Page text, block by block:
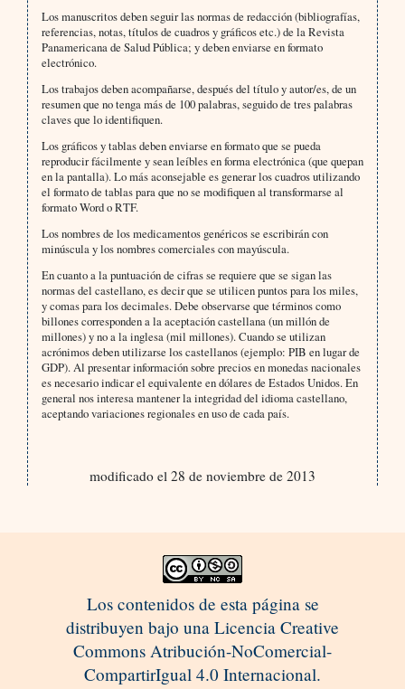
Los manuscritos deben seguir las normas de redacción (bibliografías,
referencias, notas, títulos de cuadros y gráficos etc.) de la Revista
Panamericana de Salud Pública; y deben enviarse en formato
electrónico.
Los trabajos deben acompañarse, después del título y autor/es, de un
resumen que no tenga más de 100 palabras, seguido de tres palabras
claves que lo identifiquen.
Los gráficos y tablas deben enviarse en formato que se pueda
reproducir fácilmente y sean leíbles en forma electrónica (que quepan
en la pantalla). Lo más aconsejable es generar los cuadros utilizando
el formato de tablas para que no se modifiquen al transformarse al
formato Word o RTF.
Los nombres de los medicamentos genéricos se escribirán con
minúscula y los nombres comerciales con mayúscula.
En cuanto a la puntuación de cifras se requiere que se sigan las
normas del castellano, es decir que se utilicen puntos para los miles,
y comas para los decimales. Debe observarse que términos como
billones corresponden a la aceptación castellana (un millón de
millones) y no a la inglesa (mil millones). Cuando se utilizan
acrónimos deben utilizarse los castellanos (ejemplo: PIB en lugar de
GDP). Al presentar información sobre precios en monedas nacionales
es necesario indicar el equivalente en dólares de Estados Unidos. En
general nos interesa mantener la integridad del idioma castellano,
aceptando variaciones regionales en uso de cada país.
modificado el 28 de noviembre de 2013
Los contenidos de esta página se
distribuyen bajo una Licencia Creative
Commons Atribución-NoComercial-
CompartirIgual 4.0 Internacional.